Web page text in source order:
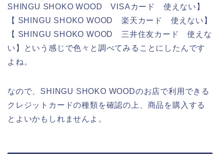
SHINGU SHOKO WOOD VISAカード 使えない】
【 SHINGU SHOKO WOOD 楽天カード 使えない】
【 SHINGU SHOKO WOOD 三井住友カード 使えな
い】という感じで色々と調べてみることにしたんです
よね。
なので、SHINGU SHOKO WOODのお店で利用できる
クレジットカードの種類を確認の上、商品を購入する
とよいかもしれませんよ。